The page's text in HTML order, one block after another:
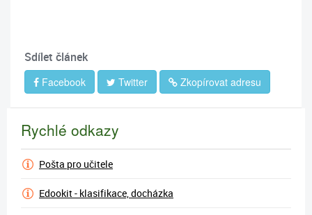
Sdílet článek
Facebook Twitter Zkopírovat adresu
Rychlé odkazy
Pošta pro učitele
Edookit - klasifikace, docházka